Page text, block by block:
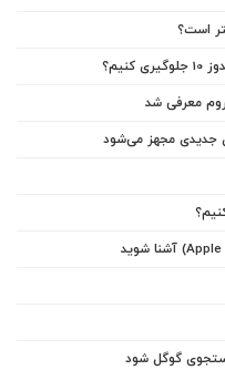
جدیدی مجهز می‌شود
گوگل شود